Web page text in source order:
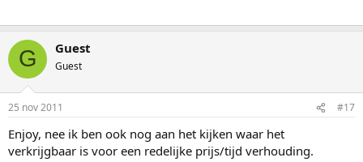
G Guest
Guest
25 nov 2011 #17
Enjoy, nee ik ben ook nog aan het kijken waar het
verkrijgbaar is voor een redelijke prijs/tijd verhouding.